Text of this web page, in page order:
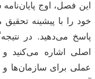
این فصل، اوج
خود را با پیشینه
پاسخ می‌دهید. در
اصلی اشاره می‌کنید
عملی برای سازمان‌ها و